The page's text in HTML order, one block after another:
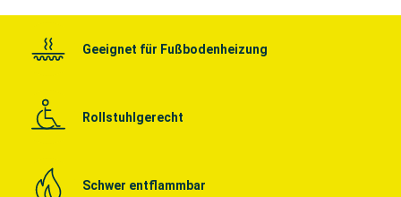
Geeignet für Fußbodenheizung
Rollstuhlgerecht
Schwer entflammbar